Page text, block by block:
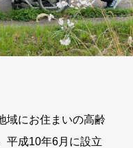
域にお住まいの高齢
平成10年6月に設立